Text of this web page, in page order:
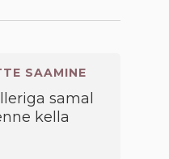
SAAMINE
samal
kella